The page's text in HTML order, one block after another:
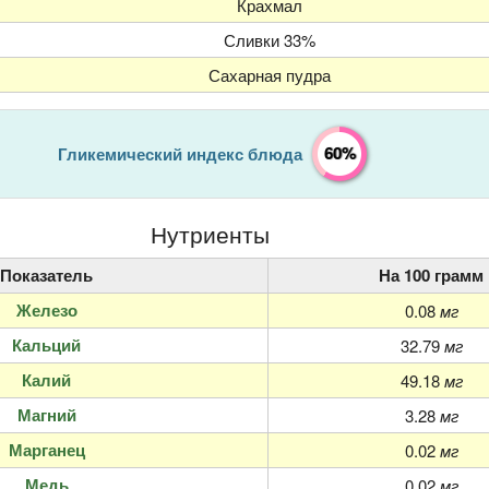
Сливки 33%
Сахарная пудра
Гликемический индекс блюда 60%
Нутриенты
Показатель
На 100 грамм
Железо
0.08 мг
Кальций 32.79 мг
Калий 49.18 мг
Магний 3.28 мг
Марганец 0.02 мг